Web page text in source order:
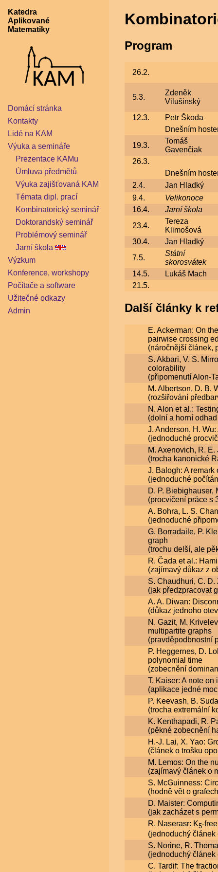
Katedra
Aplikované
Matematiky
Domácí stránka
Kontakty
Lidé na KAM
Výuka a semináře
Prezentace KAMu
Úmluva předmětů
Výuka zajišťovaná KAM
Témata dipl. prací
Kombinatorický seminář
Doktorandský seminář
Problémový seminář
Jarní škola
Výzkum
Konference, workshopy
Počítače a software
Užitečné odkazy
Admin
Program
26.2.
5.3.
Zdeněk
Vilušinský
12.3.
Petr Škoda
Dnešním
19.3.
Tomáš
Gavenčiak
26.3.
Dnešním
2.4.
Jan Hladký
9.4.
Velikonoce
16.4.
Jarní škola
23.4.
Tereza
Klimošová
30.4.
Jan Hladký
7.5.
Státní
skorosvátek
14.5.
Lukáš Mach
21.5.
Další články k
E. Ackerman: On
pairwise crossing
(náročnější článek,
S. Akbari, V. S.
colorability
(připomenutí Alon-
M. Albertson, D. B.
(rozšiřování
N. Alon et al.:
(dolní a horní
J. Anderson, H.
(jednoduché
M. Axenovich, R.
(trocha kanonické
J. Balogh: A
(jednoduché
D. P.
(procvičení práce s
A. Bohra, L. S.
(jednoduché
G. Borradaile, P.
graph
(trochu delší, ale
R. Čada et al.:
(zajímavý důkaz z
S. Chaudhuri, C.
(jak předzpracovat
A. A. Diwan:
(důkaz jednoho
N. Gazit, M.
multipartite graphs
(pravděpodbnostní
P. Heggernes, D.
polynomial time
(zobecnění
T. Kaiser: A note
(aplikace jedné
P. Keevash, B.
(trocha extremální
K. Kenthapadi, R.
(pěkné zobecnění
H.-J. Lai, X. Yao:
(článek o trošku
M. Lemos: On the
(zajímavý článek o
S. McGuinness:
(hodně vět o
D. Maister:
(jak zacházet s
R. Naserasr: K5-
(jednoduchý článek
S. Norine, R.
(jednoduchý
C. Tardif: The